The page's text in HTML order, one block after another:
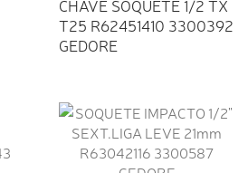
CHAVE SOQUETE 1/2 TX
T25 R62451410 3300392
GEDORE